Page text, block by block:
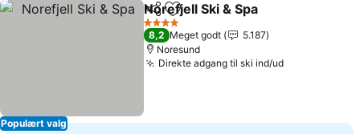
Populært valg
Del Føj til favoritter
Norefjell Ski & Spa
4 Stjerner
8,2 Meget godt
5.187
Noresund
Direkte adgang til ski ind/ud